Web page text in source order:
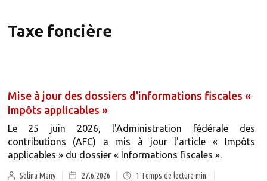
Taxe foncière
Mise à jour des dossiers d'informations fiscales «
Impôts applicables »
Le 25 juin 2026, l'Administration fédérale des
contributions (AFC) a mis à jour l'article « Impôts
applicables » du dossier « Informations fiscales ».
Selina Many 27.6.2026 1 Temps de lecture min.